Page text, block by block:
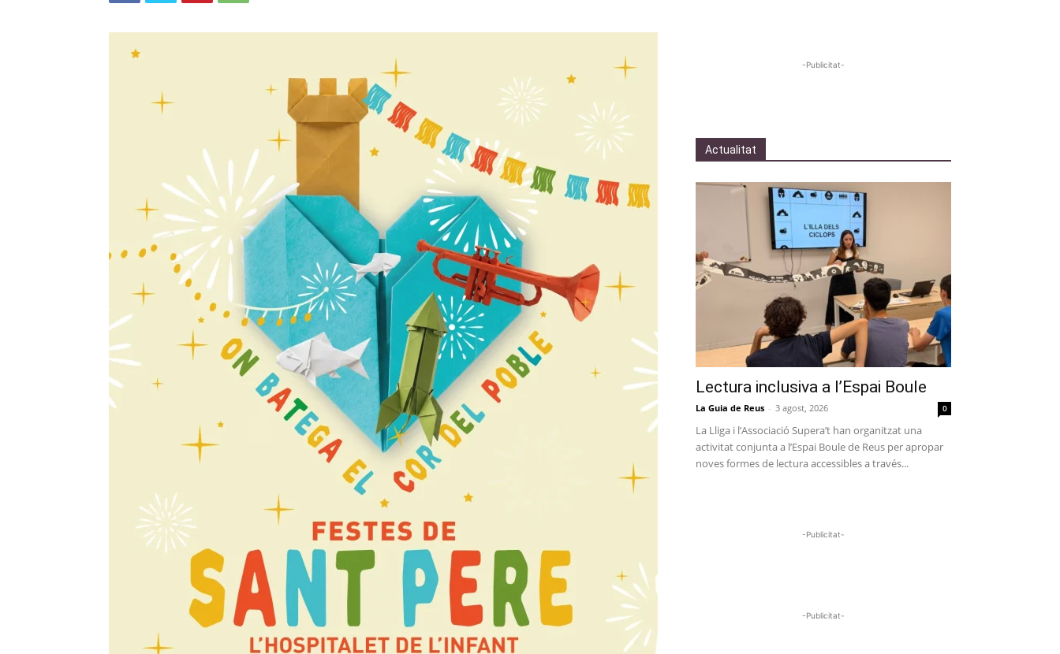
-Publicitat-
Actualitat
Lectura inclusiva a l’Espai Boule
La Guia de Reus - 3 agost, 2026 0
La Lliga i l’Associació Supera’t han organitzat una
activitat conjunta a l’Espai Boule de Reus per apropar
noves formes de lectura accessibles a través...
-Publicitat-
-Publicitat-